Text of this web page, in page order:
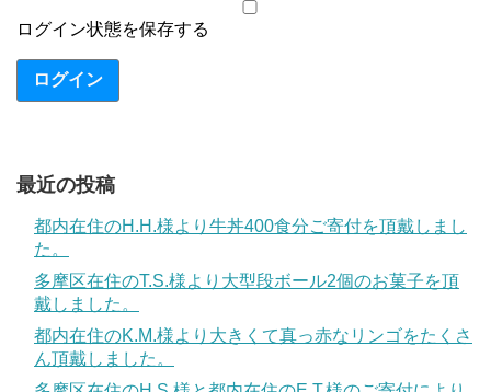
ログイン状態を保存する
ログイン
最近の投稿
都内在住のH.H.様より牛丼400食分ご寄付を頂戴しまし
た。
多摩区在住のT.S.様より大型段ボール2個のお菓子を頂
戴しました。
都内在住のK.M.様より大きくて真っ赤なリンゴをたくさ
ん頂戴しました。